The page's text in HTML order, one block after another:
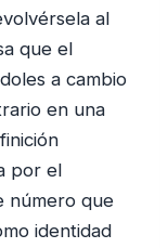
al
que el
a cambio
en una
por el
número que
identidad